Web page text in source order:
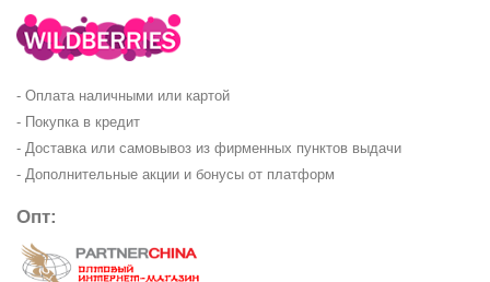
- Оплата наличными или картой
- Покупка в кредит
- Доставка или самовывоз из фирменных пунктов выдачи
- Дополнительные акции и бонусы от платформ
Опт: